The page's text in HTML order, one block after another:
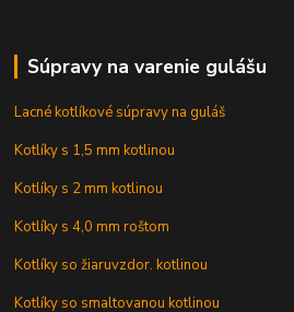
Súpravy na varenie gulášu
Lacné kotlíkové súpravy na guláš
Kotlíky s 1,5 mm kotlinou
Kotlíky s 2 mm kotlinou
Kotlíky s 4,0 mm roštom
Kotlíky so žiaruvzdor. kotlinou
Kotlíky so smaltovanou kotlinou